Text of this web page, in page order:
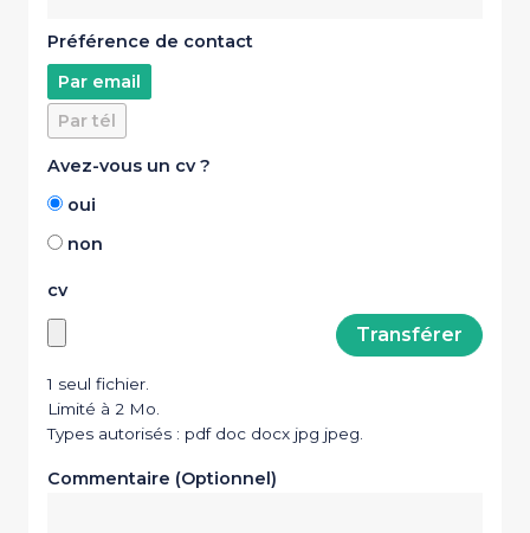
Préférence de contact
Par email
Par tél
Avez-vous un cv ?
oui
non
cv
1 seul fichier.
Limité à 2 Mo.
Types autorisés : pdf doc docx jpg jpeg.
Commentaire (Optionnel)